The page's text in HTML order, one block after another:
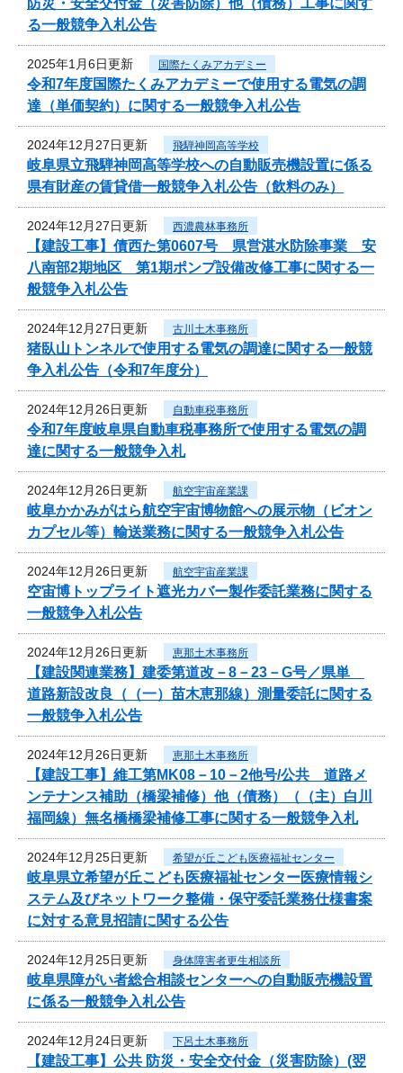
る一般競争入札公告
2025年1月6日更新 国際たくみアカデミー
令和7年度国際たくみアカデミーで使用する電気の調
達（単価契約）に関する一般競争入札公告
2024年12月27日更新 飛騨神岡高等学校
岐阜県立飛騨神岡高等学校への自動販売機設置に係る
県有財産の賃貸借一般競争入札公告（飲料のみ）
2024年12月27日更新 西濃農林事務所
【建設工事】債西た第0607号 県営湛水防除事業 安
八南部2期地区 第1期ポンプ設備改修工事に関する一
般競争入札公告
2024年12月27日更新 古川土木事務所
猪臥山トンネルで使用する電気の調達に関する一般競
争入札公告（令和7年度分）
2024年12月26日更新 自動車税事務所
令和7年度岐阜県自動車税事務所で使用する電気の調
達に関する一般競争入札
2024年12月26日更新 航空宇宙産業課
岐阜かかみがはら航空宇宙博物館への展示物（ビオン
カプセル等）輸送業務に関する一般競争入札公告
2024年12月26日更新 航空宇宙産業課
空宙博トップライト遮光カバー製作委託業務に関する
一般競争入札公告
2024年12月26日更新 恵那土木事務所
【建設関連業務】建委第道改－8－23－G号／県単
道路新設改良（（一）苗木恵那線）測量委託に関する
一般競争入札公告
2024年12月26日更新 恵那土木事務所
【建設工事】維工第MK08－10－2他号/公共 道路メ
ンテナンス補助（橋梁補修）他（債務）（（主）白川
福岡線）無名橋橋梁補修工事に関する一般競争入札
2024年12月25日更新 希望が丘こども医療福祉センター
岐阜県立希望が丘こども医療福祉センター医療情報シ
ステム及びネットワーク整備・保守委託業務仕様書案
に対する意見招請に関する公告
2024年12月25日更新 身体障害者更生相談所
岐阜県障がい者総合相談センターへの自動販売機設置
に係る一般競争入札公告
2024年12月24日更新 下呂土木事務所
【建設工事】公共 防災・安全交付金（災害防除）(翌